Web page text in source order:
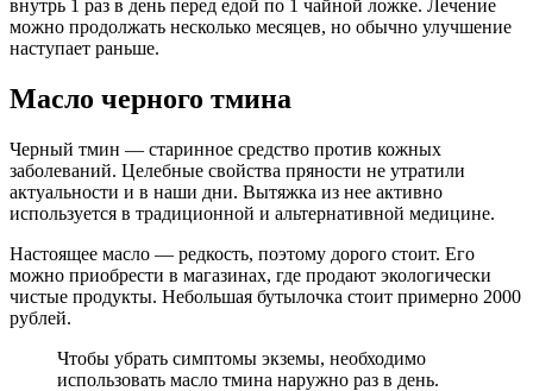
внутрь 1 раз в день перед едой по 1 чайной ложке. Лечение
можно продолжать несколько месяцев, но обычно улучшение
наступает раньше.
Масло черного тмина
Черный тмин — старинное средство против кожных
заболеваний. Целебные свойства пряности не утратили
актуальности и в наши дни. Вытяжка из нее активно
используется в традиционной и альтернативной медицине.
Настоящее масло — редкость, поэтому дорого стоит. Его
можно приобрести в магазинах, где продают экологически
чистые продукты. Небольшая бутылочка стоит примерно 2000
рублей.
Чтобы убрать симптомы экземы, необходимо
использовать масло тмина наружно раз в день.